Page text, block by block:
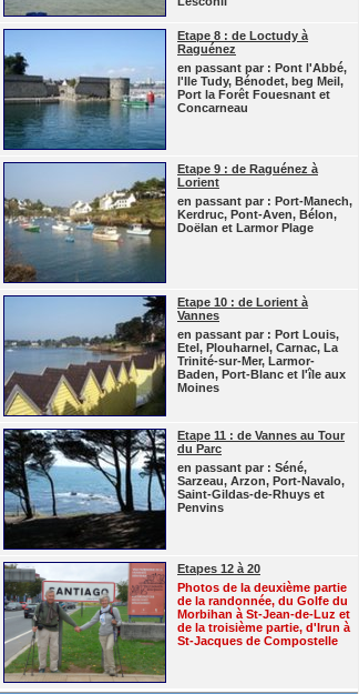
Etape 8 : de Loctudy à
Raguénez
en passant par : Pont l'Abbé,
l'Ile Tudy, Bénodet, beg Meil,
Port la Forêt Fouesnant et
Concarneau
Etape 9 : de Raguénez à
Lorient
en passant par : Port-Manech,
Kerdruc, Pont-Aven, Bélon,
Doëlan et Larmor Plage
Etape 10 : de Lorient à
Vannes
en passant par : Port Louis,
Etel, Plouharnel, Carnac, La
Trinité-sur-Mer, Larmor-
Baden, Port-Blanc et l'île aux
Moines
Etape 11 : de Vannes au Tour
du Parc
en passant par : Séné,
Sarzeau, Arzon, Port-Navalo,
Saint-Gildas-de-Rhuys et
Penvins
Etapes 12 à 20
Photos de la deuxième partie
de la randonnée, du Golfe du
Morbihan à St-Jean-de-Luz et
de la troisième partie, d'Irun à
St-Jacques de Compostelle